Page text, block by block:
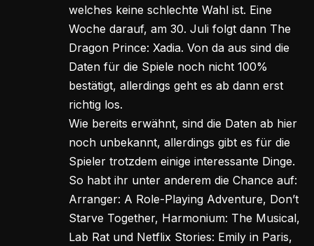
welches keine schlechte Wahl ist. Eine
Woche darauf, am 30. Juli folgt dann The
Dragon Prince: Xadia. Von da aus sind die
Daten für die Spiele noch nicht 100%
bestätigt, allerdings geht es ab dann erst
richtig los.
Wie bereits erwähnt, sind die Daten ab hier
noch unbekannt, allerdings gibt es für die
Spieler trotzdem einige interessante Dinge.
So habt ihr unter anderem die Chance auf:
Arranger: A Role-Playing Adventure, Don’t
Starve Together, Harmonium: The Musical,
Lab Rat und Netflix Stories: Emily in Paris,